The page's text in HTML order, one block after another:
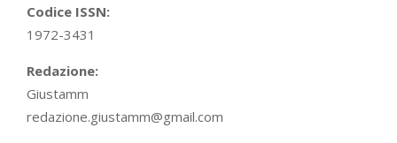
Codice ISSN:
1972-3431
Redazione:
Giustamm
redazione.giustamm@gmail.com